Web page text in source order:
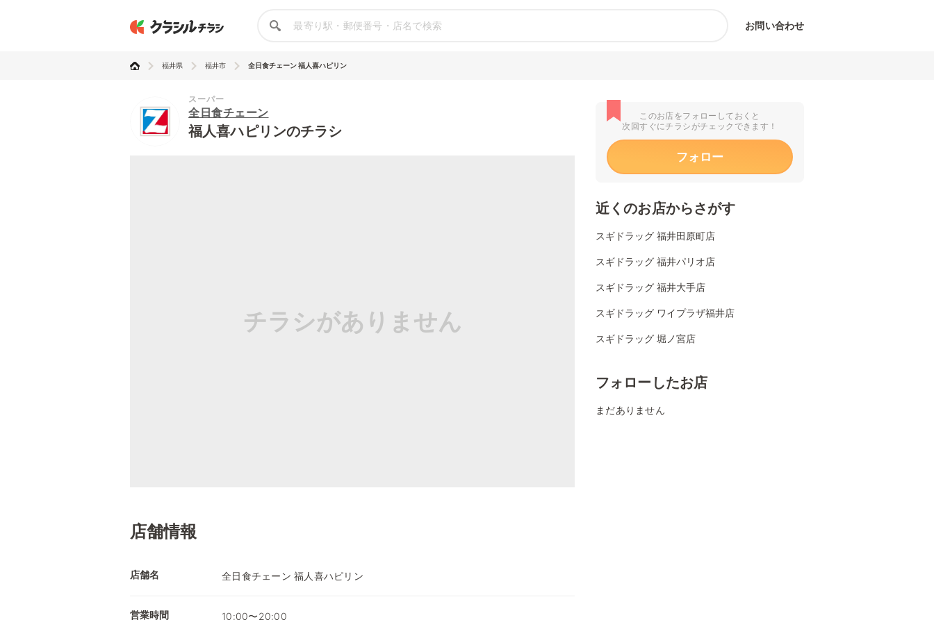
お問い合わせ
福井県 福井市 全日食チェーン 福人喜ハピリン
スーパー
全日食チェーン
福人喜ハピリンのチラシ
チラシがありません
店舗情報
店舗名 全日食チェーン 福人喜ハピリン
営業時間 10:00〜20:00
このお店をフォローしておくと
次回すぐにチラシがチェックできます！
フォロー
近くのお店からさがす
スギドラッグ 福井田原町店
スギドラッグ 福井パリオ店
スギドラッグ 福井大手店
スギドラッグ ワイプラザ福井店
スギドラッグ 堀ノ宮店
フォローしたお店
まだありません